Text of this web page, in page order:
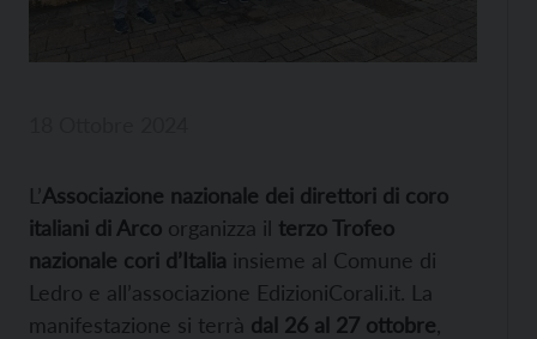
L’Associazione nazionale dei direttori di coro
italiani di Arco organizza il terzo Trofeo
nazionale cori d’Italia insieme al Comune di
Ledro e all’associazione EdizioniCorali.it. La
manifestazione si terrà dal 26 al 27 ottobre